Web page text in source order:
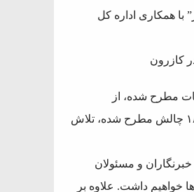
همکاری اداره کل
کازرون
مطرح شده، از
تصمیمات راهبردی برای ارتقای سطح فرهنگی کازرون خبر داد. وی اعلام کرد: در پاسخ به ۱۸ چالش مطرح شده، تلاش
و مسئولان
خواهیم داشت. علاوه بر